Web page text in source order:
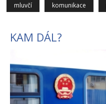
mluvčí komunikace
KAM DÁL?